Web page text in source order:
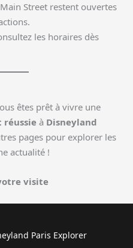
Street restent ouvertes
les horaires dès
êtes prêt à vivre une
réussie à Disneyland
pages pour explorer les
actualité !
visite
Paris Explorer